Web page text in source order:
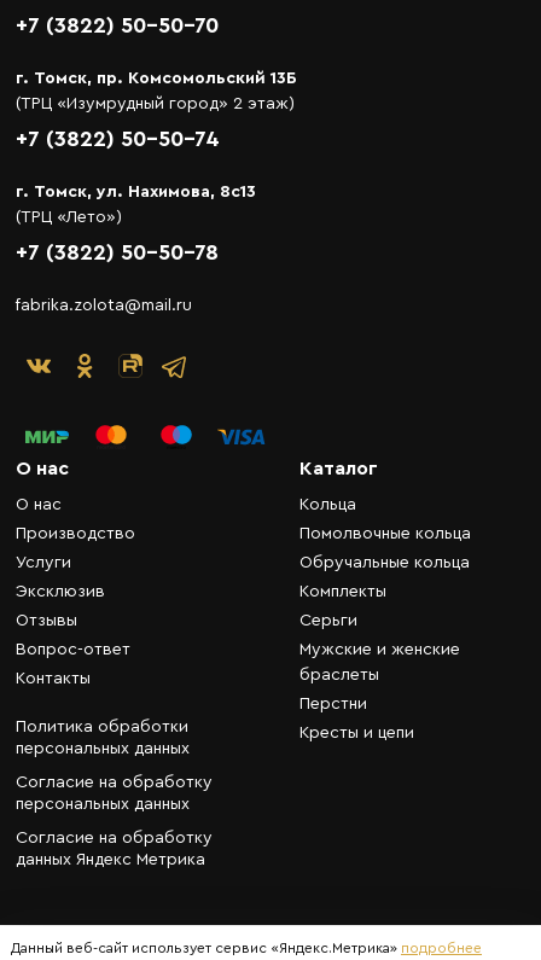
+7 (3822) 50-50-70
г. Томск, пр. Комсомольский 13Б
(ТРЦ «Изумрудный город» 2 этаж)
+7 (3822) 50-50-74
г. Томск, ул. Нахимова, 8с13
(ТРЦ «Лето»)
+7 (3822) 50-50-78
fabrika.zolota@mail.ru
О нас
О нас
Производство
Услуги
Эксклюзив
Отзывы
Вопрос-ответ
Контакты
Политика обработки
персональных данных
Согласие на обработку
персональных данных
Согласие на обработку
данных Яндекс Метрика
Каталог
Кольца
Помолвочные кольца
Обручальные кольца
Комплекты
Серьги
Мужские и женские
браслеты
Перстни
Кресты и цепи
Данный веб-сайт использует сервис «Яндекс.Метрика» подробнее